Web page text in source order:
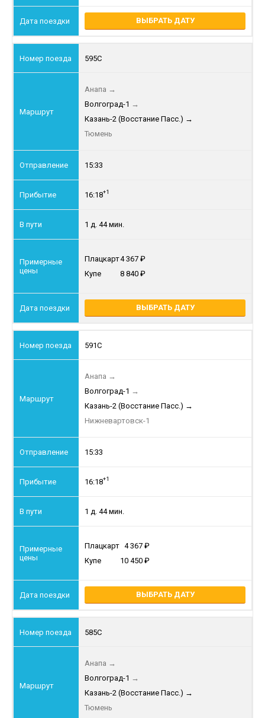
ВЫБРАТЬ ДАТУ
595С
Анапа →
Волгоград-1 →
Казань-2 (Восстание Пасс.) →
Тюмень
15:33
16:18+1
1 д. 44 мин.
Плацкарт4 367
Купе
8 840
ВЫБРАТЬ ДАТУ
591С
Анапа →
Волгоград-1 →
Казань-2 (Восстание Пасс.) →
Нижневартовск-1
15:33
16:18+1
1 д. 44 мин.
Плацкарт 4 367
Купе
10 450
ВЫБРАТЬ ДАТУ
585С
Анапа →
Волгоград-1 →
Казань-2 (Восстание Пасс.) →
Тюмень